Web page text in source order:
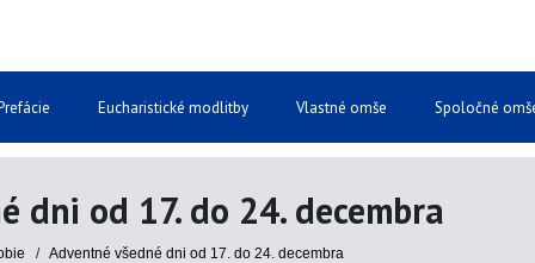
Eucharistické modlitby Vlastné omše Spoločné
dni od 17. do 24. decembra
/ Adventné všedné dni od 17. do 24. decembra